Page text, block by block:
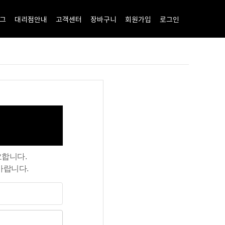
대리점안내 고객센터 장바구니 회원가입 로그인
니다.
랍니다.